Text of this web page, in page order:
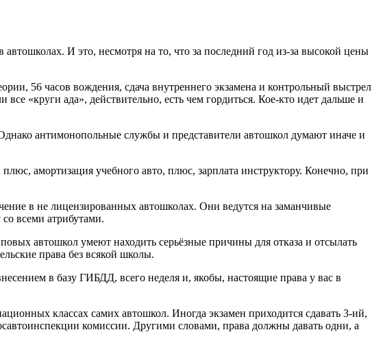
И это, несмотря на то, что за последний год из-за высокой цены
56 часов вождения, сдача внутреннего экзамена и контрольный выстрел
«круги ада», действительно, есть чем гордиться. Кое-кто идет дальше и
антимонопольные службы и представители автошкол думают иначе и
амортизация учебного авто, плюс, зарплата инструктору. Конечно, при
в не лицензированных автошколах. Они ведутся на заманчивые
всеми атрибутами.
автошкол умеют находить серьёзные причины для отказа и отсылать
права без всякой школы.
в базу ГИБДД, всего неделя и, якобы, настоящие права у вас в
классах самих автошкол. Иногда экзамен приходится сдавать 3-ий,
комиссии. Другими словами, права должны давать одни, а